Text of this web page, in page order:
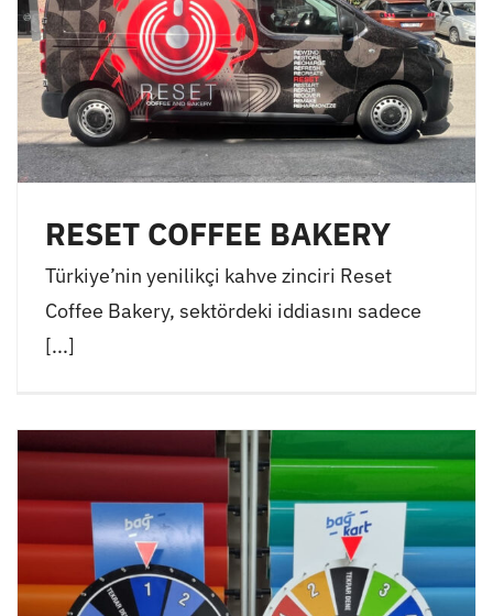
RESET COFFEE BAKERY
Türkiye’nin yenilikçi kahve zinciri Reset
Coffee Bakery, sektördeki iddiasını sadece
[...]